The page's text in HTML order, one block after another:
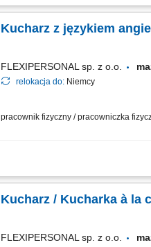
Zadania: Gotowanie smacznych i
Kucharz z językiem
FLEXIPERSONAL sp. z o.o.
relokacja do: Niemcy
pracownik fizyczny / pracowniczka
Opis stanowiska: Przygotowywanie
Kucharz / Kucharka à la
FLEXIPERSONAL sp. z o.o.